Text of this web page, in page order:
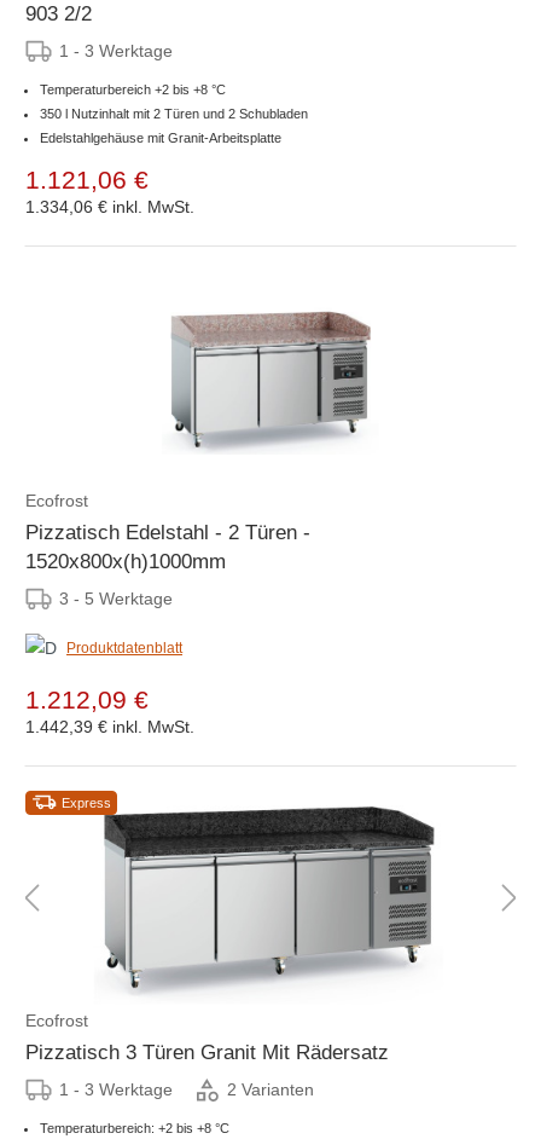
903 2/2
1 - 3 Werktage
Temperaturbereich +2 bis +8 °C
350 l Nutzinhalt mit 2 Türen und 2 Schubladen
Edelstahlgehäuse mit Granit-Arbeitsplatte
1.121,06 €
1.334,06 € inkl. MwSt.
Ecofrost
Pizzatisch Edelstahl - 2 Türen -
1520x800x(h)1000mm
3 - 5 Werktage
Produktdatenblatt
1.212,09 €
1.442,39 € inkl. MwSt.
Express
Ecofrost
Pizzatisch 3 Türen Granit Mit Rädersatz
1 - 3 Werktage 2 Varianten
Temperaturbereich: +2 bis +8 °C